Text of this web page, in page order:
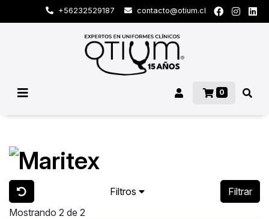
+56232529187 contacto@otium.cl
0
Filtros
Filtrar
Mostrando 2 de 2